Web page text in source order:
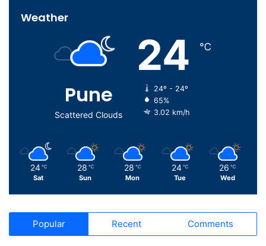
Weather
Pune
Scattered Clouds
24 ℃
24º - 24º
65%
3.02 km/h
24 ℃
Sat
28 ℃
Sun
28 ℃
Mon
24 ℃
Tue
26 ℃
Wed
Popular Recent Comments